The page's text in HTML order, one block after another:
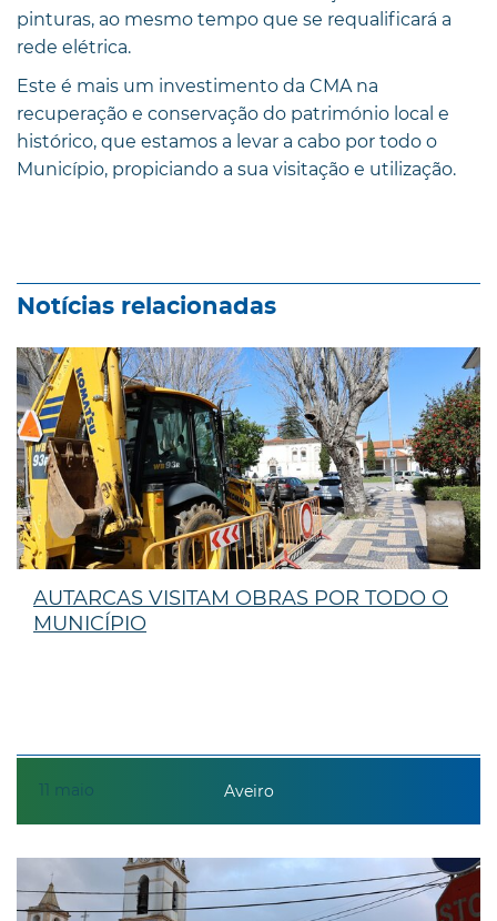
pinturas, ao mesmo tempo que se requalificará a
rede elétrica.
Este é mais um investimento da CMA na
recuperação e conservação do património local e
histórico, que estamos a levar a cabo por todo o
Município, propiciando a sua visitação e utilização.
Notícias relacionadas
11 maio
AUTARCAS VISITAM OBRAS POR TODO O
MUNICÍPIO
Aveiro